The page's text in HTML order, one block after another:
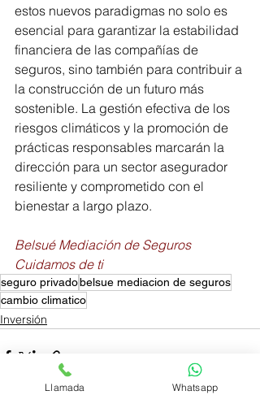
estos nuevos paradigmas no solo es
esencial para garantizar la estabilidad
financiera de las compañías de
seguros, sino también para contribuir a
la construcción de un futuro más
sostenible. La gestión efectiva de los
riesgos climáticos y la promoción de
prácticas responsables marcarán la
dirección para un sector asegurador
resiliente y comprometido con el
bienestar a largo plazo.
Belsué Mediación de Seguros
Cuidamos de ti
seguro privadobelsue mediacion de seguros
cambio climatico
Inversión
Llamada Whatsapp